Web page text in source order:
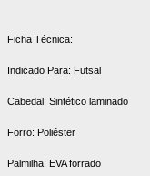
Ficha Técnica:
Indicado Para: Futsal
Cabedal: Sintético laminado
Forro: Poliéster
Palmilha: EVA forrado